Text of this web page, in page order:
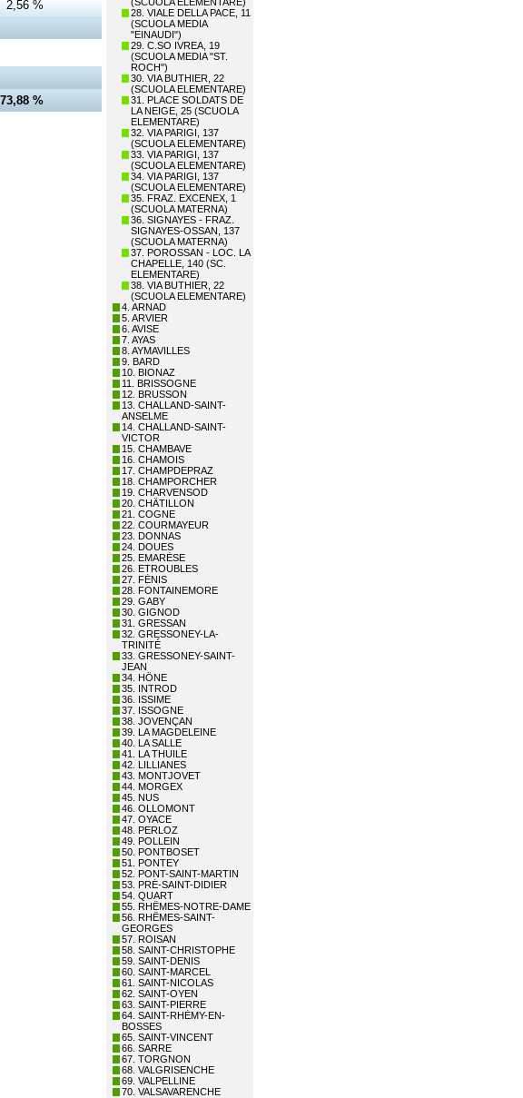
2,56 %
73,88 %
28. VIALE DELLA PACE, 11
(SCUOLA MEDIA
"EINAUDI")
29. C.SO IVREA, 19
(SCUOLA MEDIA "ST.
ROCH")
30. VIA BUTHIER, 22
(SCUOLA ELEMENTARE)
31. PLACE SOLDATS DE
LA NEIGE, 25 (SCUOLA
ELEMENTARE)
32. VIA PARIGI, 137
(SCUOLA ELEMENTARE)
33. VIA PARIGI, 137
(SCUOLA ELEMENTARE)
34. VIA PARIGI, 137
(SCUOLA ELEMENTARE)
35. FRAZ. EXCENEX, 1
(SCUOLA MATERNA)
36. SIGNAYES - FRAZ.
SIGNAYES-OSSAN, 137
(SCUOLA MATERNA)
37. POROSSAN - LOC. LA
CHAPELLE, 140 (SC.
ELEMENTARE)
38. VIA BUTHIER, 22
(SCUOLA ELEMENTARE)
4. ARNAD
5. ARVIER
6. AVISE
7. AYAS
8. AYMAVILLES
9. BARD
10. BIONAZ
11. BRISSOGNE
12. BRUSSON
13. CHALLAND-SAINT-
ANSELME
14. CHALLAND-SAINT-
VICTOR
15. CHAMBAVE
16. CHAMOIS
17. CHAMPDEPRAZ
18. CHAMPORCHER
19. CHARVENSOD
20. CHÂTILLON
21. COGNE
22. COURMAYEUR
23. DONNAS
24. DOUES
25. EMARÈSE
26. ETROUBLES
27. FÉNIS
28. FONTAINEMORE
29. GABY
30. GIGNOD
31. GRESSAN
32. GRESSONEY-LA-
TRINITÉ
33. GRESSONEY-SAINT-
JEAN
34. HÔNE
35. INTROD
36. ISSIME
37. ISSOGNE
38. JOVENÇAN
39. LA MAGDELEINE
40. LA SALLE
41. LA THUILE
42. LILLIANES
43. MONTJOVET
44. MORGEX
45. NUS
46. OLLOMONT
47. OYACE
48. PERLOZ
49. POLLEIN
50. PONTBOSET
51. PONTEY
52. PONT-SAINT-MARTIN
53. PRÉ-SAINT-DIDIER
54. QUART
55. RHÊMES-NOTRE-DAME
56. RHÊMES-SAINT-
GEORGES
57. ROISAN
58. SAINT-CHRISTOPHE
59. SAINT-DENIS
60. SAINT-MARCEL
61. SAINT-NICOLAS
62. SAINT-OYEN
63. SAINT-PIERRE
64. SAINT-RHÉMY-EN-
BOSSES
65. SAINT-VINCENT
66. SARRE
67. TORGNON
68. VALGRISENCHE
69. VALPELLINE
70. VALSAVARENCHE